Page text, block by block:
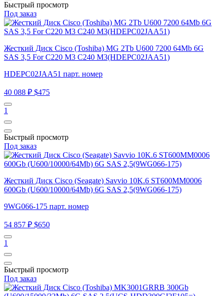
Быстрый просмотр
Под заказ
Жесткий Диск Cisco (Toshiba) MG 2Tb U600 7200 64Mb 6G
SAS 3,5 For C220 M3 C240 M3(HDEPC02JAA51)
HDEPC02JAA51 парт. номер
40 088 ₽ $475
1
Быстрый просмотр
Под заказ
Жесткий Диск Cisco (Seagate) Savvio 10K.6 ST600MM0006
600Gb (U600/10000/64Mb) 6G SAS 2,5(9WG066-175)
9WG066-175 парт. номер
54 857 ₽ $650
1
Быстрый просмотр
Под заказ